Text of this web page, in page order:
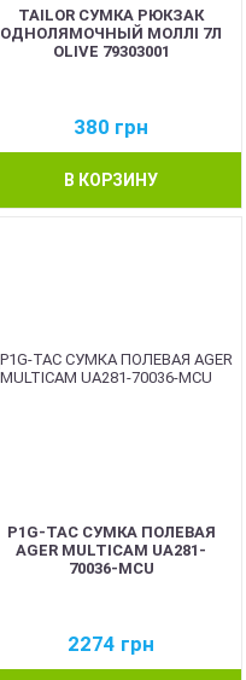
TAILOR СУМКА РЮКЗАК
ОДНОЛЯМОЧНЫЙ МОЛЛІ 7Л
OLIVE 79303001
380 грн
В КОРЗИНУ
P1G-TAC СУМКА ПОЛЕВАЯ
AGER MULTICAM UA281-
70036-MCU
2274 грн